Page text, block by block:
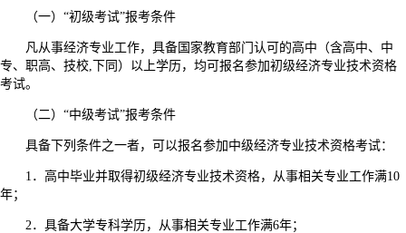
（一）“初级考试”报考条件
凡从事经济专业工作，具备国家教育部门认可的高中（含高中、中
专、职高、技校,下同）以上学历，均可报名参加初级经济专业技术资格
考试。
（二）“中级考试”报考条件
具备下列条件之一者，可以报名参加中级经济专业技术资格考试：
1．高中毕业并取得初级经济专业技术资格，从事相关专业工作满10
年；
2．具备大学专科学历，从事相关专业工作满6年；